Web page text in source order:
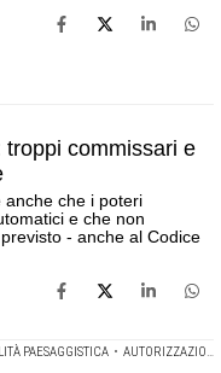
troppi commissari e
anche che i poteri
e che non
- anche al Codice
PAESAGGISTICA • AUTORIZZAZIONE PAESAGGISTICA